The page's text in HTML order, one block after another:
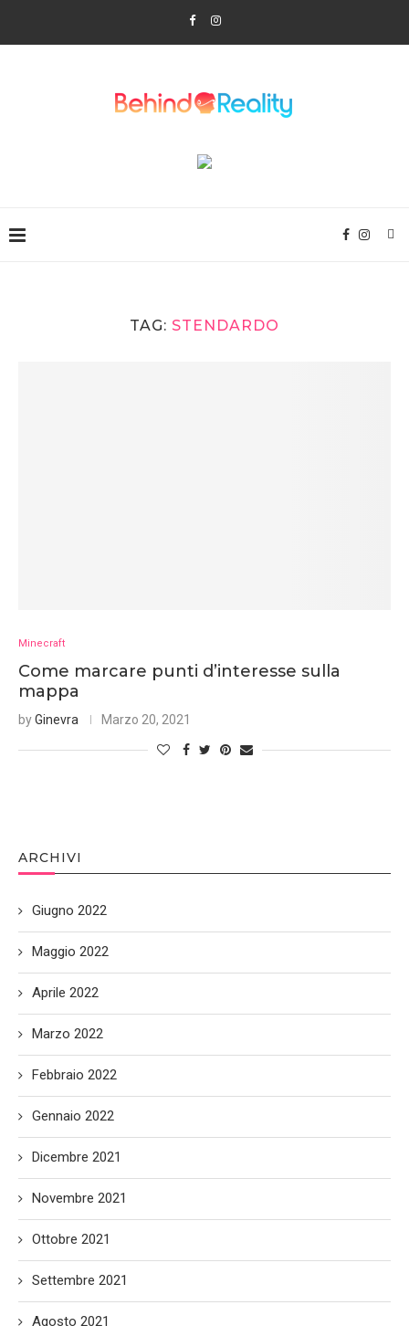
TAG: STENDARDO
Minecraft
Come marcare punti d’interesse sulla
mappa
byGinevra Marzo 20, 2021
ARCHIVI
Giugno 2022
Maggio 2022
Aprile 2022
Marzo 2022
Febbraio 2022
Gennaio 2022
Dicembre 2021
Novembre 2021
Ottobre 2021
Settembre 2021
Agosto 2021